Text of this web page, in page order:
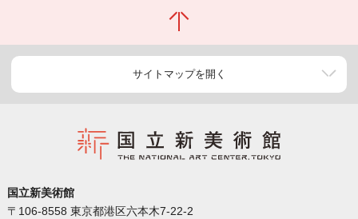
サイトマップを開く
国立新美術館
〒106-8558 東京都港区六本木7-22-2